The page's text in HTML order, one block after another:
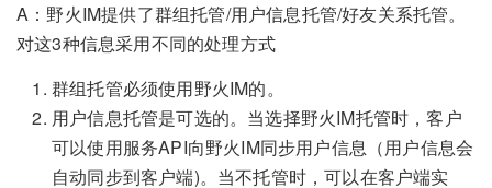
A：野火IM提供了群组托管/用户信息托管/好友关系托管。
对这3种信息采用不同的处理方式
群组托管必须使用野火IM的。
用户信息托管是可选的。当选择野火IM托管时，客户
可以使用服务API向野火IM同步用户信息（用户信息会
自动同步到客户端)。当不托管时，可以在客户端实